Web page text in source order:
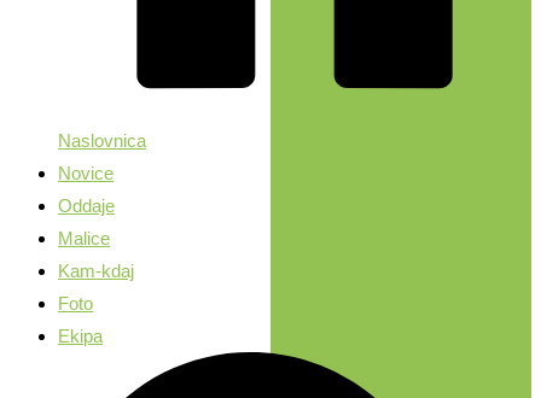
Naslovnica
Novice
Oddaje
Malice
Kam-kdaj
Foto
Ekipa